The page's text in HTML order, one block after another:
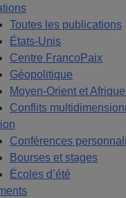
Toutes les publications
États-Unis
Centre FrancoPaix
Géopolitique
Moyen-Orient et
Conflits
Conférences
Bourses et stages
Écoles d’été